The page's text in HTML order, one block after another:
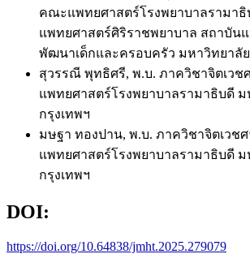
คณะแพทยศาสตร์โรงพยาบาลรามา
แพทยศาสตร์ศิริราชพยาบาล สถาบัน
พัฒนาเด็กและครอบครัว มหาวิทยาลั
สุวรรณี พุทธิศรี, พ.บ. ภาควิชาจิตเวช
แพทยศาสตร์โรงพยาบาลรามาธิบดี
กรุงเทพฯ
มษฐา ทองปาน, พ.บ. ภาควิชาจิตเวช
แพทยศาสตร์โรงพยาบาลรามาธิบดี
กรุงเทพฯ
DOI:
https://doi.org/10.64838/jmht.2025.279079